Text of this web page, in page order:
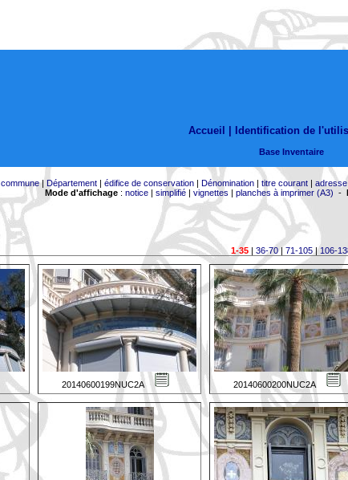
Accueil | Identification de
Base Inventaire
commune| Département| édifice de conservation| Dénomination| titre courant| adresse
Mode d'affichage: notice| simplifié| vignettes | planches à imprimer (A3) -
1-35| 36-70| 71-105|106-
20140600199NUC2A 20140600200NUC2A